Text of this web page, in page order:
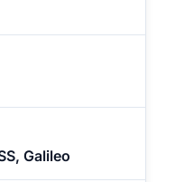
Galileo